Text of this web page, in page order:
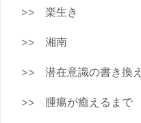
楽生き
湘南
潜在意識の書き換え
腫瘍が癒えるまで